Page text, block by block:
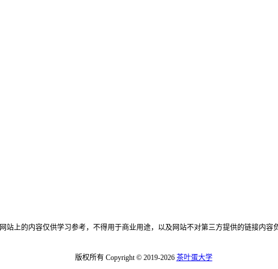
网站上的内容仅供学习参考，不得用于商业用途，以及网站不对第三方提供的链接内容
版权所有 Copyright © 2019-2026 茶叶蛋大学